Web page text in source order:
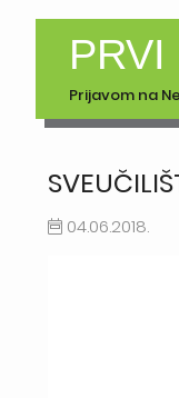
Prijavom na
04.06.2018.